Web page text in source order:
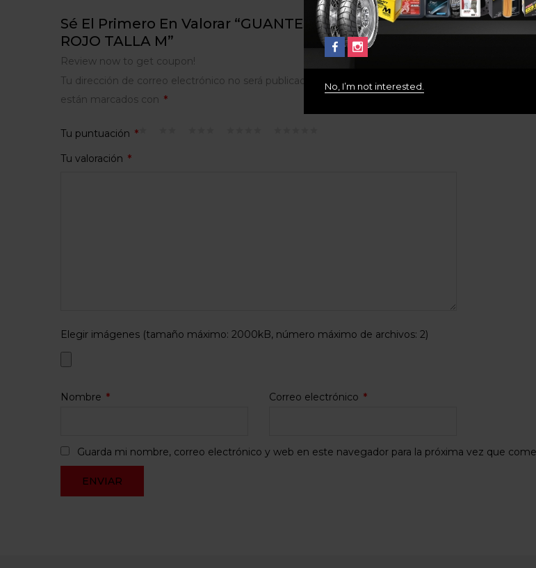
Sé El Primero En Valorar “GUANTES CE MX X-K NIÑO
ROJO TALLA M”
Review now to get coupon!
Tu dirección de correo electrónico no será publicada.
Los campos obligatorios
están marcados con *
Tu puntuación *
Tu valoración *
Elegir imágenes (tamaño máximo: 2000kB, número máximo de archivos: 2)
Nombre * Correo electrónico *
Guarda mi nombre, correo electrónico y web en este navegador para la próxima vez que
No, I’m not interested.